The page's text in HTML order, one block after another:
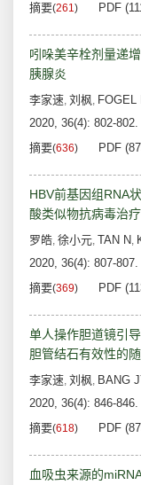
摘要(261) PDF
吲哚美辛栓剂量递
胰腺炎
李家速, 刘枫, FOGEL
2020, 36(4): 802-802.
摘要(636) PDF
HBV前基因组RNA
酸类似物抗病毒治
罗皓, 徐小元, TAN N,
2020, 36(4): 807-807.
摘要(369) PDF
单人操作胆道镜引
胆管结石有效性的
李家速, 刘枫, BANG
2020, 36(4): 846-846.
摘要(618) PDF
血吸虫来源的